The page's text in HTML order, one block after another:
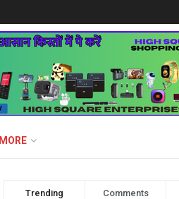
MORE
Trending Comments